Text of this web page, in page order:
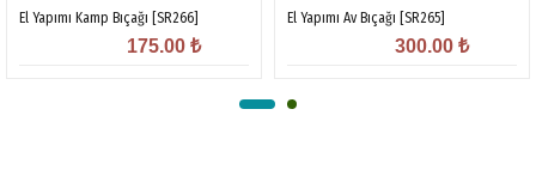
El Yapımı Kamp Bıçağı [SR266]
175.00 ₺
El Yapımı Av Bıçağı [SR265]
300.00 ₺